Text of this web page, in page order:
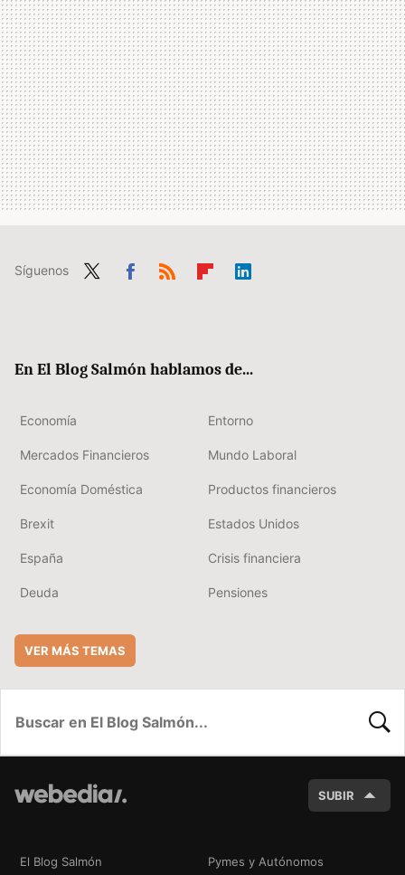
Síguenos
En El Blog Salmón hablamos de...
Economía Entorno
Mercados Financieros Mundo Laboral
Economía Doméstica Productos financieros
Brexit Estados Unidos
España Crisis financiera
Deuda Pensiones
VER MÁS TEMAS
SUBIR
El Blog Salmón Pymes y Autónomos